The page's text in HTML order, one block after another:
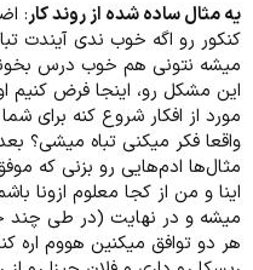
یه مثال ساده شده از روند کار:
کنکور رو اگه خوب ندی آیندت
میشه نتونی هم خوب درس
این مشکل رو، اینجا فرض
مورد از افکار شروع کنه برای
واقعا فکر میکنی تباه میشی؟
مثال‌ها ادم‌هایی رو بزنی که
اینا و من از کجا معلوم ازونا
میشه و در نهایت (در طی چند
هر دو توافق میکنین هووم اره